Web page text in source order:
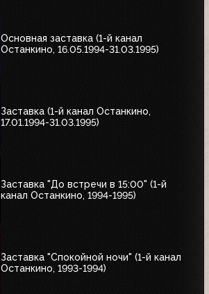
Основная заставка (1-й канал
Останкино, 16.05.1994-31.03.1995)
Заставка (1-й канал Останкино,
17.01.1994-31.03.1995)
Заставка "До встречи в 15:00" (1-й
канал Останкино, 1994-1995)
Заставка "Спокойной ночи" (1-й канал
Останкино, 1993-1994)